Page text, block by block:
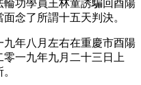
功學員王林童誘騙回酉陽
念了所謂十五天判決。
年八月左右在重慶市酉陽
一九年九月二十三日上